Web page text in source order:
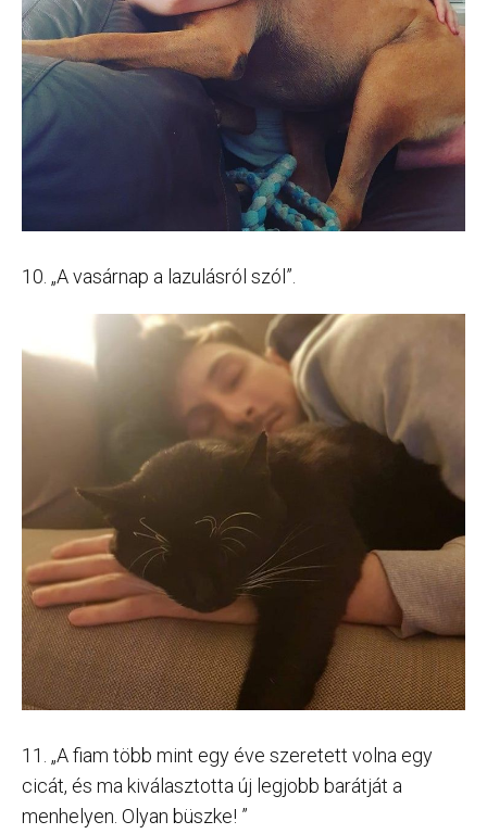
10. „A vasárnap a lazulásról szól”.
11. „A fiam több mint egy éve szeretett volna egy
cicát, és ma kiválasztotta új legjobb barátját a
menhelyen. Olyan büszke! ”